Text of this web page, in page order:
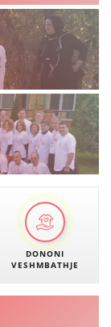
DONONI
VESHMBATHJE